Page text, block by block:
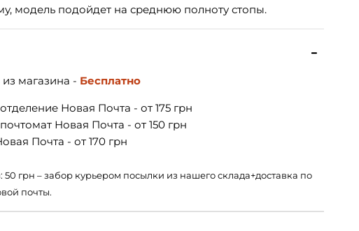
модель подойдет на среднюю полноту стопы.
магазина - Бесплатно
Новая Почта - от 175 грн
Новая Почта - от 150 грн
Почта - от 170 грн
50 грн – забор курьером посылки из нашего склада+доставка по
почты.